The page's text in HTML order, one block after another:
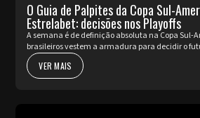
O Guia de Palpites da Copa Sul-
Estrelabet: decisões nos Playoffs
A semana é de definição absoluta na Copa Sul-
brasileiros vestem a armadura para decidir o
internacional diante da sua torcida, valendo a
VER MAIS